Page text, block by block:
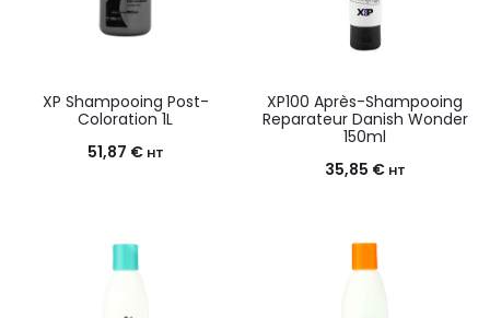
XP Shampooing Post-
Coloration 1L
51,87 € HT
XP100 Après-Shampooing
Reparateur Danish Wonder
150ml
35,85 € HT